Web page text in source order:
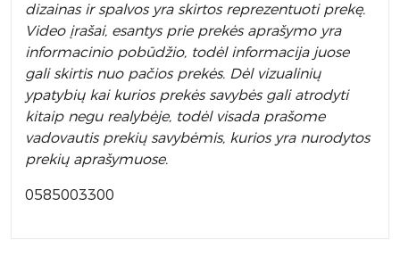
dizainas ir spalvos yra skirtos reprezentuoti prekę.
Video įrašai, esantys prie prekės aprašymo yra
informacinio pobūdžio, todėl informacija juose
gali skirtis nuo pačios prekės. Dėl vizualinių
ypatybių kai kurios prekės savybės gali atrodyti
kitaip negu realybėje, todėl visada prašome
vadovautis prekių savybėmis, kurios yra nurodytos
prekių aprašymuose.
0585003300